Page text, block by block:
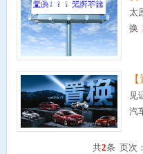
太
换
见
汽
共2条 页次：